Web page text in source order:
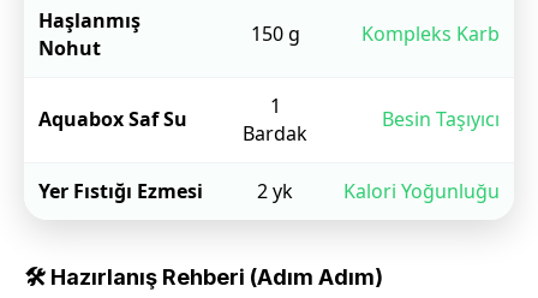
Haşlanmış
Nohut
150 g Kompleks Karb
Aquabox Saf Su
1
Bardak
Besin Taşıyıcı
Yer Fıstığı Ezmesi 2 yk Kalori Yoğunluğu
🛠 Hazırlanış Rehberi (Adım Adım)